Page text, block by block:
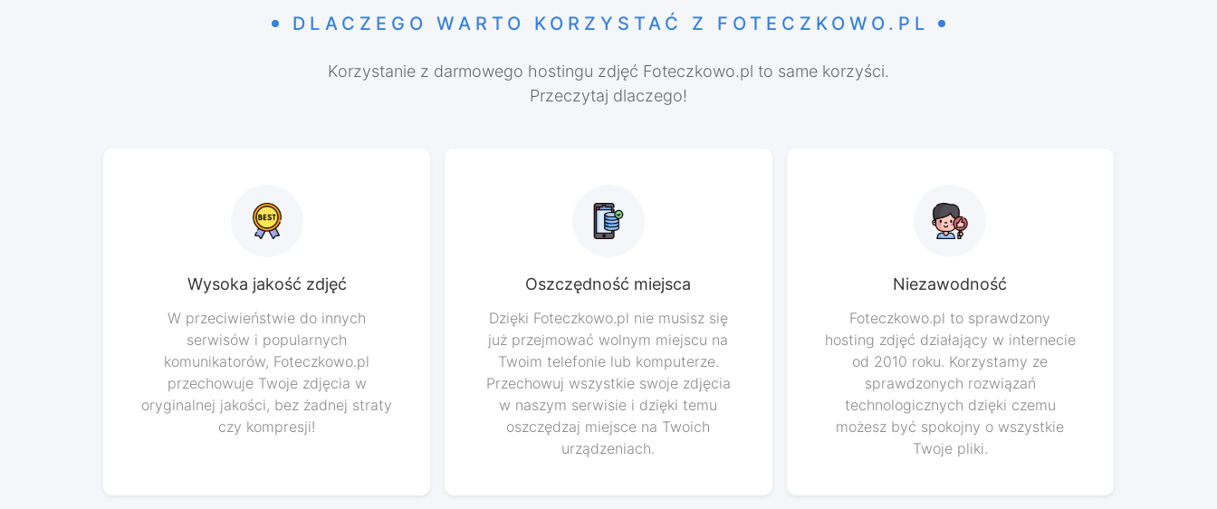
DLACZEGO WARTO KORZYSTAĆ Z FOTECZKOWO.PL
Korzystanie z darmowego hostingu zdjęć Foteczkowo.pl to same korzyści.
Przeczytaj dlaczego!
Wysoka jakość zdjęć
W przeciwieństwie do innych
serwisów i popularnych
komunikatorów, Foteczkowo.pl
przechowuje Twoje zdjęcia w
oryginalnej jakości, bez żadnej straty
czy kompresji!
Oszczędność miejsca
Dzięki Foteczkowo.pl nie musisz się
już przejmować wolnym miejscu na
Twoim telefonie lub komputerze.
Przechowuj wszystkie swoje zdjęcia
w naszym serwisie i dzięki temu
oszczędzaj miejsce na Twoich
urządzeniach.
Niezawodność
Foteczkowo.pl to sprawdzony
hosting zdjęć działający w internecie
od 2010 roku. Korzystamy ze
sprawdzonych rozwiązań
technologicznych dzięki czemu
możesz być spokojny o wszystkie
Twoje pliki.